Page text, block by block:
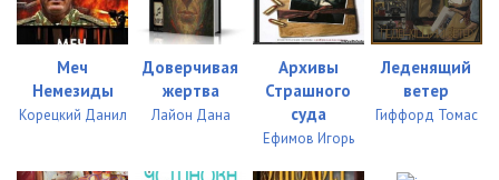
07_05_Likvidatsii 26:56
08_01_Ohota na ohotnikov 26:45
08_02_Ohota na ohotnikov 28:04
08_03_Ohota na ohotnikov
Меч
Немезиды
Корецкий Данил
Доверчивая
жертва
Лайон Дана
Архивы
Страшного
суда
Ефимов Игорь
Леденящий
ветер
Гиффорд Томас